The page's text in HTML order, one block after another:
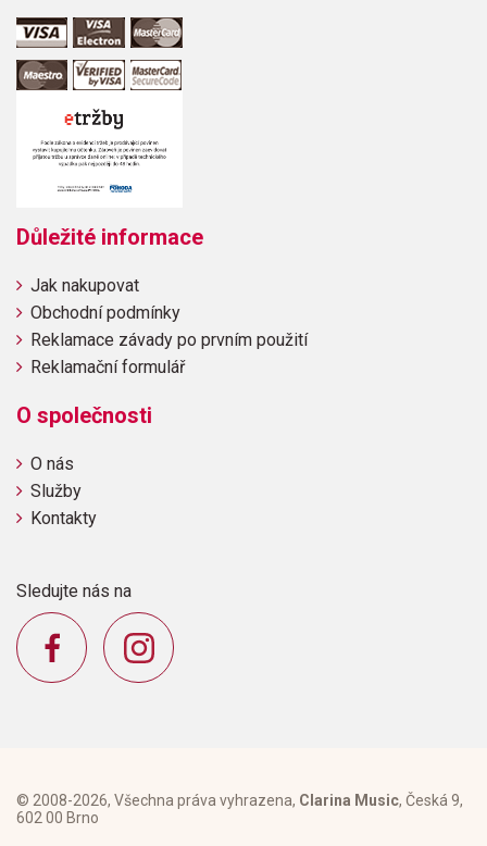
Důležité informace
Jak nakupovat
Obchodní podmínky
Reklamace závady po prvním použití
Reklamační formulář
O společnosti
O nás
Služby
Kontakty
Sledujte nás na
© 2008-2026, Všechna práva vyhrazena, Clarina Music, Česká 9,
602 00 Brno